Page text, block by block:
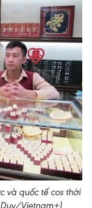
và quốc tế cos thời
Vietnam+)